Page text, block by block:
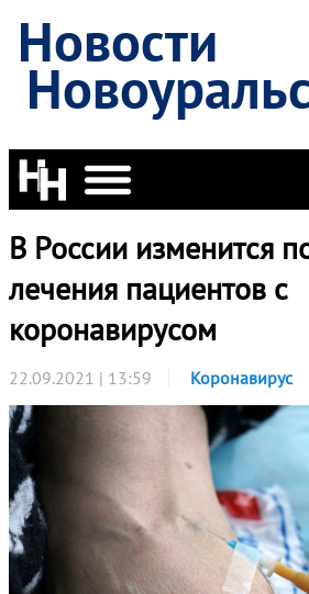
Новости
В России изменится
лечения пациентов с
коронавирусом
22.09.2021 | 13:59 Коронавирус